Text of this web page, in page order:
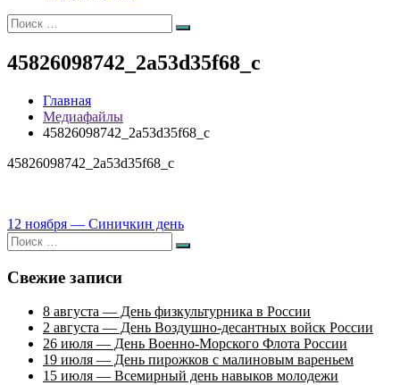
Искать:
Поиск
45826098742_2a53d35f68_c
Главная
Медиафайлы
45826098742_2a53d35f68_c
45826098742_2a53d35f68_c
Навигация
по
записям
12 ноября — Синичкин день
Искать:
Поиск
Свежие записи
8 августа — День физкультурника в России
2 августа — День Воздушно-десантных войск России
26 июля — День Военно-Морского Флота России
19 июля — День пирожков с малиновым вареньем
15 июля — Всемирный день навыков молодежи